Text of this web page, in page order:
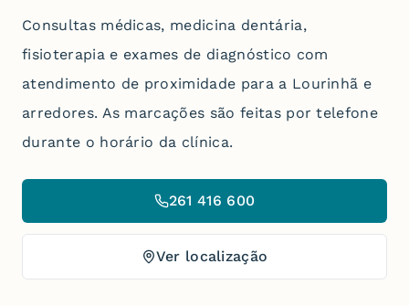
Consultas médicas, medicina dentária,
fisioterapia e exames de diagnóstico com
atendimento de proximidade para a Lourinhã e
arredores. As marcações são feitas por telefone
durante o horário da clínica.
261 416 600
Ver localização